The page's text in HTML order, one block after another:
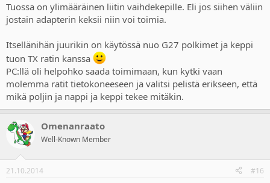
Tuossa on ylimääräinen liitin vaihdekepille. Eli jos siihen väliin
jostain adapterin keksii niin voi toimia.
Itsellänihän juurikin on käytössä nuo G27 polkimet ja keppi
tuon TX ratin kanssa
PC:llä oli helpohko saada toimimaan, kun kytki vaan
molemma ratit tietokoneeseen ja valitsi pelistä erikseen, että
mikä poljin ja nappi ja keppi tekee mitäkin.
Omenanraato
Well-Known Member
21.10.2014 #16